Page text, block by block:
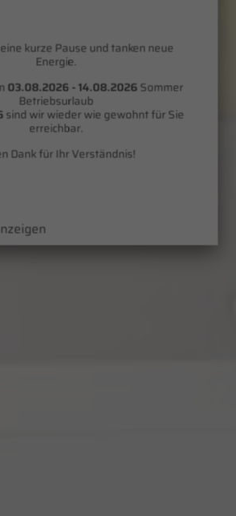
kurze Pause und tanken neue
Energie.
03.08.2026 - 14.08.2026Sommer
Betriebsurlaub
sind wir wieder wie gewohnt für Sie
erreichbar.
Dank für Ihr Verständnis!